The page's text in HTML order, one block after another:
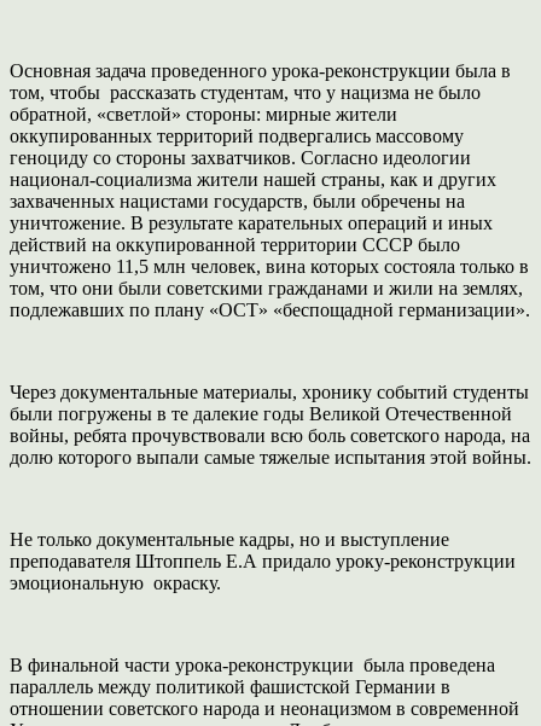
Основная задача проведенного урока-реконструкции была в
том, чтобы рассказать студентам, что у нацизма не было
обратной, «светлой» стороны: мирные жители
оккупированных территорий подвергались массовому
геноциду со стороны захватчиков. Согласно идеологии
национал-социализма жители нашей страны, как и других
захваченных нацистами государств, были обречены на
уничтожение. В результате карательных операций и иных
действий на оккупированной территории СССР было
уничтожено 11,5 млн человек, вина которых состояла только в
том, что они были советскими гражданами и жили на землях,
подлежавших по плану «ОСТ» «беспощадной германизации».
Через документальные материалы, хронику событий студенты
были погружены в те далекие годы Великой Отечественной
войны, ребята прочувствовали всю боль советского народа, на
долю которого выпали самые тяжелые испытания этой войны.
Не только документальные кадры, но и выступление
преподавателя Штоппель Е.А придало уроку-реконструкции
эмоциональную окраску.
В финальной части урока-реконструкции была проведена
параллель между политикой фашистской Германии в
отношении советского народа и неонацизмом в современной